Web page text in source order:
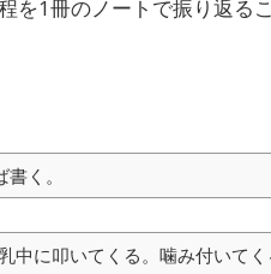
を1冊のノートで振り返る
く。
中に叩いてくる。噛み付いて